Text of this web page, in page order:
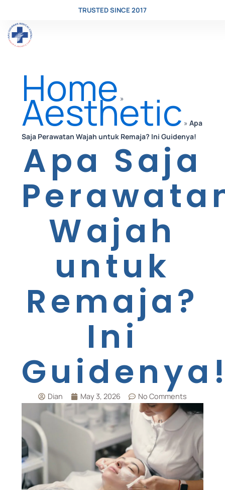
Skip
to
content
TRUSTED SINCE 2017
Home »
Aesthetic » Apa
Saja Perawatan Wajah untuk Remaja? Ini Guidenya!
Apa Saja
Wajah
untuk
Remaja?
Ini
Dian May 3, 2026 No Comments